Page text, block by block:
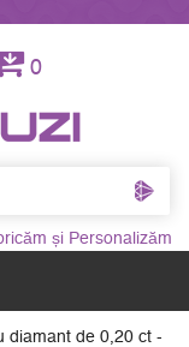
0
și Personalizăm
diamant de 0,20 ct -